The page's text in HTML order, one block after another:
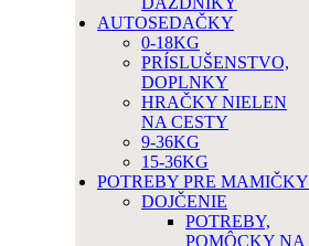
AUTOSEDAČKY
0-18KG
PRÍSLUŠENSTVO,
DOPLNKY
HRAČKY NIELEN
NA CESTY
9-36KG
15-36KG
POTREBY PRE MAMIČKY
DOJČENIE
POTREBY,
POMÔCKY NA